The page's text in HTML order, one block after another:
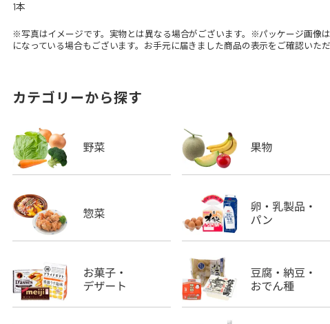
1本
※写真はイメージです。実物とは異なる場合がございます。※パッケージ画像
になっている場合もございます。お手元に届きました商品の表示をご確認いた
カテゴリーから探す